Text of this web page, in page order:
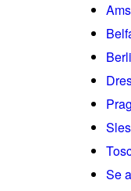
Prag
Se